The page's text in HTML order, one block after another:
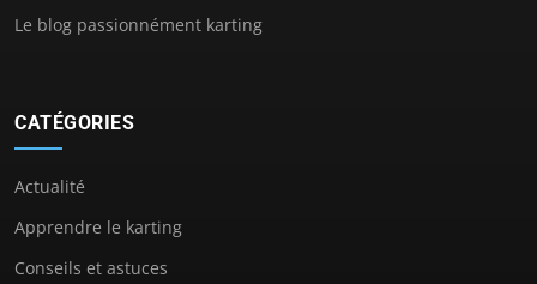
Le blog passionnément karting
CATÉGORIES
Actualité
Apprendre le karting
Conseils et astuces